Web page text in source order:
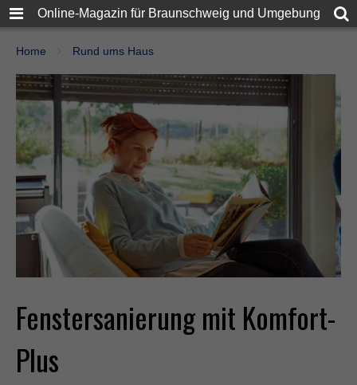
Online-Magazin für Braunschweig und Umgebung
Home Rund ums Haus
Fenstersanierung mit Komfort-
Plus